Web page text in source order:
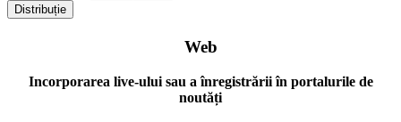
Distribuție
Web
Incorporarea live-ului sau a înregistrării în portalurile de
noutăți